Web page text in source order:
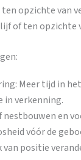
opzichte van
of ten opzichte
Meer tijd in
in verkenning.
en
vóór de
van positie